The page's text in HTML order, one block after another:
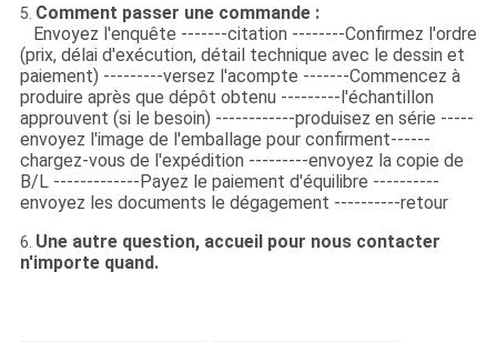
5. Comment passer une commande :
Envoyez l'enquête -------citation --------Confirmez l'ordre
(prix, délai d'exécution, détail technique avec le dessin et
paiement) ---------versez l'acompte -------Commencez à
produire après que dépôt obtenu ---------l'échantillon
approuvent (si le besoin) ------------produisez en série -----
envoyez l'image de l'emballage pour confirment------
chargez-vous de l'expédition ---------envoyez la copie de
B/L -------------Payez le paiement d'équilibre ----------
envoyez les documents le dégagement ----------retour
6. Une autre question, accueil pour nous contacter
n'importe quand.